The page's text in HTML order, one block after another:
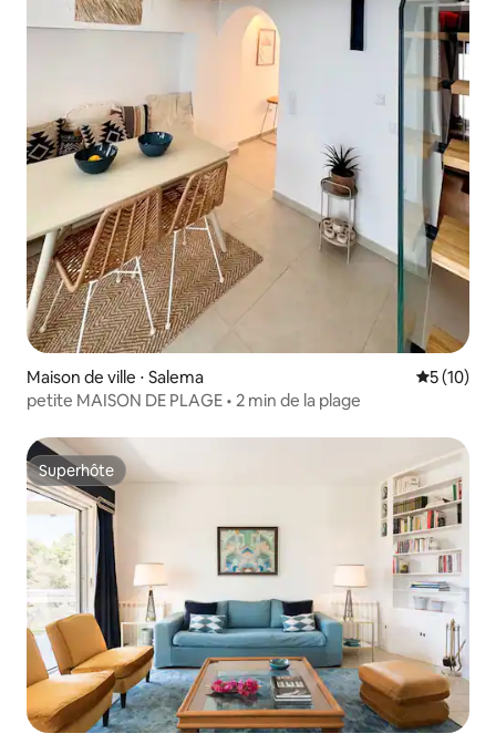
Maison de ville ⋅ Salema
5 (10)
petite MAISON DE PLAGE • 2 min de la plage
Superhôte
Superhôte